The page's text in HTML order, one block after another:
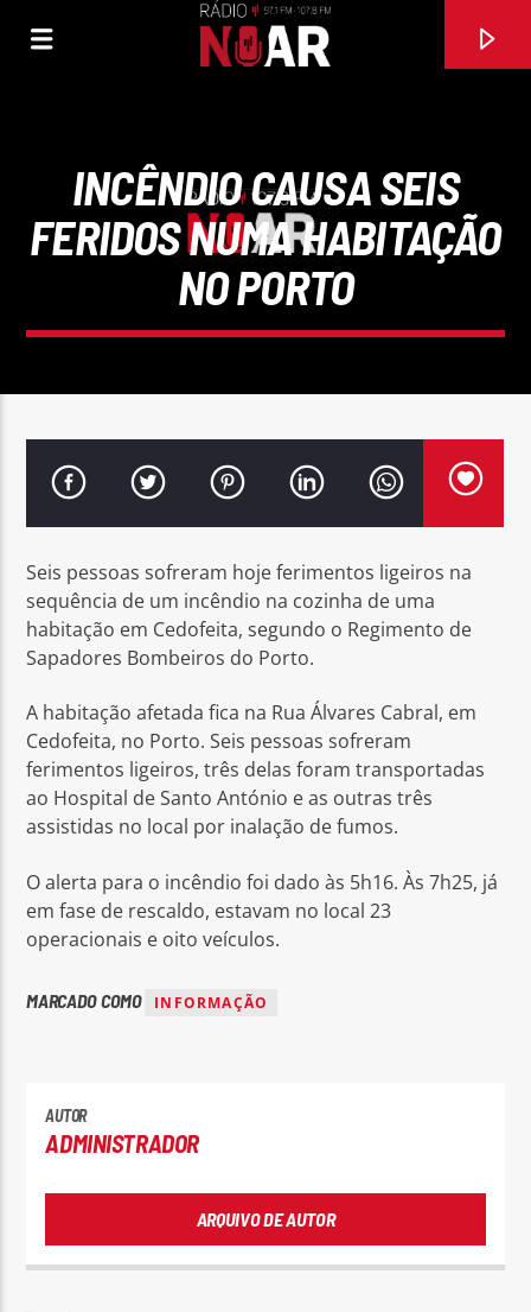
EL MORENO
Rádio No ar
INCÊNDIO CAUSA SEIS
FERIDOS NUMA HABITAÇÃO
NO PORTO
Seis pessoas sofreram hoje ferimentos ligeiros na
sequência de um incêndio na cozinha de uma
habitação em Cedofeita, segundo o Regimento de
Sapadores Bombeiros do Porto.
A habitação afetada fica na Rua Álvares Cabral, em
Cedofeita, no Porto. Seis pessoas sofreram
ferimentos ligeiros, três delas foram transportadas
ao Hospital de Santo António e as outras três
assistidas no local por inalação de fumos.
O alerta para o incêndio foi dado às 5h16. Às 7h25, já
em fase de rescaldo, estavam no local 23
operacionais e oito veículos.
MARCADO COMO INFORMAÇÃO
AUTOR
ADMINISTRADOR
ARQUIVO DE AUTOR